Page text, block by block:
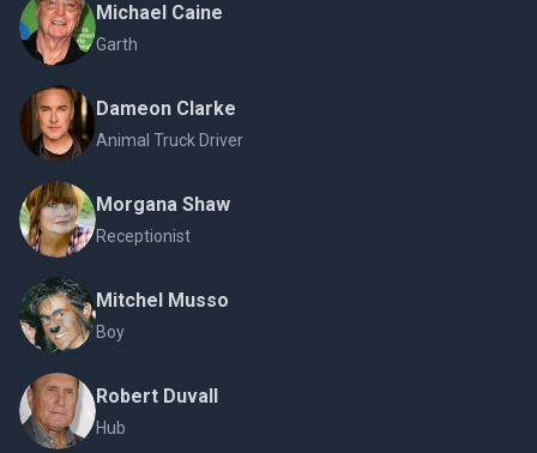
Michael Caine
Garth
Dameon Clarke
Animal Truck Driver
Morgana Shaw
Receptionist
Mitchel Musso
Boy
Robert Duvall
Hub